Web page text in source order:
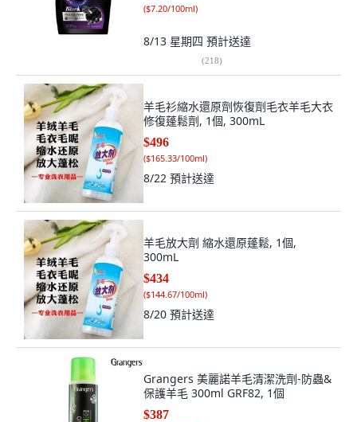
($7.20/100ml)
8/13 星期四 預計送達
(218)
羊毛衫縮水還原劑恢復劑毛衣羊毛大衣
修復蓬鬆劑, 1個, 300mL
$496
($165.33/100ml)
8/22 預計送達
羊毛放大劑 縮水還原蓬鬆, 1個,
300mL
$434
($144.67/100ml)
8/20 預計送達
Grangers 美麗諾羊毛清潔洗劑-防蟲&
保護羊毛 300ml GRF82, 1個
$387